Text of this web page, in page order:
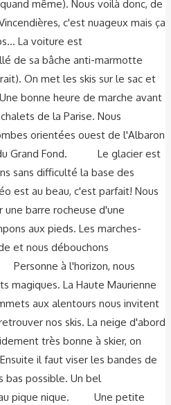
même). Nous voilà donc, de
c'est nuageux mais ça
La voiture est
de sa bâche anti-marmotte
On met les skis sur le sac et
bonne heure de marche avant
de la Parise. Nous
orientées ouest de l'Albaron
du Grand Fond. Le glacier est
sans difficulté la base des
est au beau, c'est parfait! Nous
une barre rocheuse d'une
aux pieds. Les marches-
et nous débouchons
à l'horizon, nous
magiques. La Haute Maurienne
aux alentours nous invitent
nos skis. La neige d'abord
très bonne à skier, on
il faut viser les bandes de
bas possible. Un bel
au pique nique. Une petite